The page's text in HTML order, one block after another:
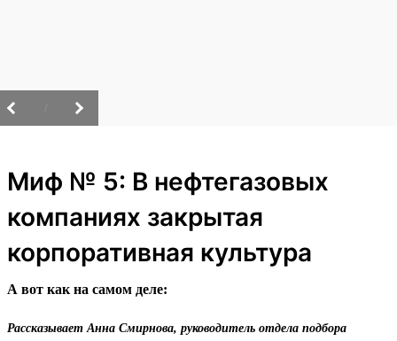
Миф № 5: В нефтегазовых
компаниях закрытая
корпоративная культура
А вот как на самом деле:
Рассказывает Анна Смирнова, руководитель отдела подбора